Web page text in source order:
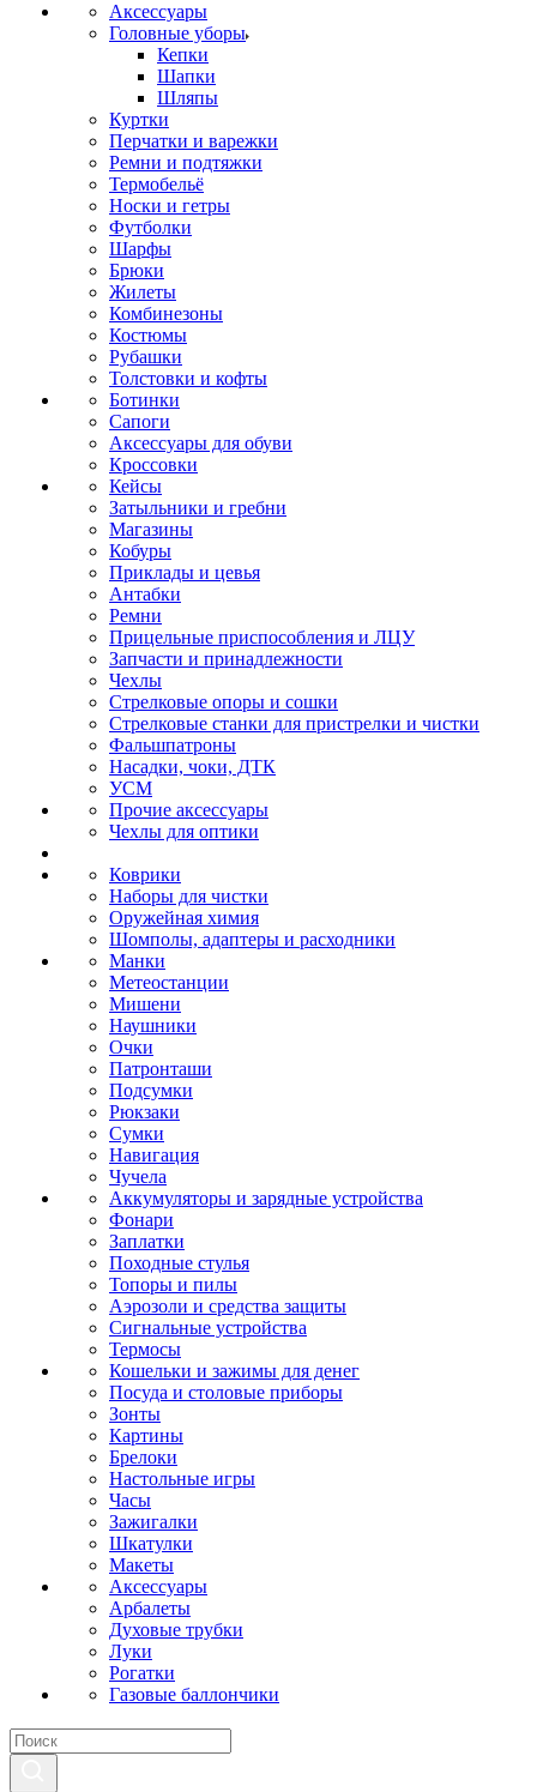
Аксессуары
Головные уборы
Кепки
Шапки
Шляпы
Куртки
Перчатки и варежки
Ремни и подтяжки
Термобельё
Носки и гетры
Футболки
Шарфы
Брюки
Жилеты
Комбинезоны
Костюмы
Рубашки
Толстовки и кофты
Ботинки
Сапоги
Аксессуары для обуви
Кроссовки
Кейсы
Затыльники и гребни
Магазины
Кобуры
Приклады и цевья
Антабки
Ремни
Прицельные приспособления и ЛЦУ
Запчасти и принадлежности
Чехлы
Стрелковые опоры и сошки
Стрелковые станки для пристрелки и чистки
Фальшпатроны
Насадки, чоки, ДТК
УСМ
Прочие аксессуары
Чехлы для оптики
Коврики
Наборы для чистки
Оружейная химия
Шомполы, адаптеры и расходники
Манки
Метеостанции
Мишени
Наушники
Очки
Патронташи
Подсумки
Рюкзаки
Сумки
Навигация
Чучела
Аккумуляторы и зарядные устройства
Фонари
Заплатки
Походные стулья
Топоры и пилы
Аэрозоли и средства защиты
Сигнальные устройства
Термосы
Кошельки и зажимы для денег
Посуда и столовые приборы
Зонты
Картины
Брелоки
Настольные игры
Часы
Зажигалки
Шкатулки
Макеты
Аксессуары
Арбалеты
Духовые трубки
Луки
Рогатки
Газовые баллончики